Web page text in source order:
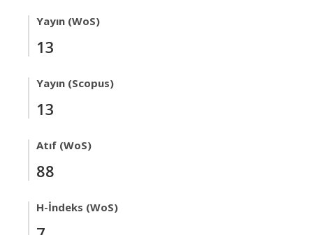
Yayın (WoS)
13
Yayın (Scopus)
13
Atıf (WoS)
88
H-İndeks (WoS)